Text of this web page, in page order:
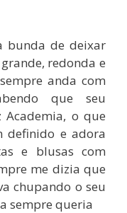
bunda de deixar
redonda e
anda com
que seu
Academia, o que
definido e adora
e blusas com
me dizia que
chupando o seu
sempre queria